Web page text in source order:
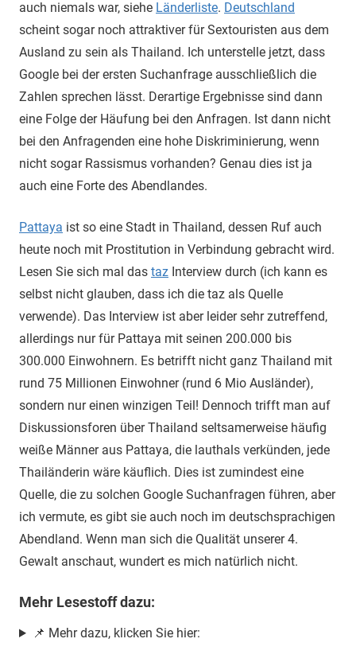
auch niemals war, siehe Länderliste. Deutschland
scheint sogar noch attraktiver für Sextouristen aus dem
Ausland zu sein als Thailand. Ich unterstelle jetzt, dass
Google bei der ersten Suchanfrage ausschließlich die
Zahlen sprechen lässt. Derartige Ergebnisse sind dann
eine Folge der Häufung bei den Anfragen. Ist dann nicht
bei den Anfragenden eine hohe Diskriminierung, wenn
nicht sogar Rassismus vorhanden? Genau dies ist ja
auch eine Forte des Abendlandes.
Pattaya ist so eine Stadt in Thailand, dessen Ruf auch
heute noch mit Prostitution in Verbindung gebracht wird.
Lesen Sie sich mal das taz Interview durch (ich kann es
selbst nicht glauben, dass ich die taz als Quelle
verwende). Das Interview ist aber leider sehr zutreffend,
allerdings nur für Pattaya mit seinen 200.000 bis
300.000 Einwohnern. Es betrifft nicht ganz Thailand mit
rund 75 Millionen Einwohner (rund 6 Mio Ausländer),
sondern nur einen winzigen Teil! Dennoch trifft man auf
Diskussionsforen über Thailand seltsamerweise häufig
weiße Männer aus Pattaya, die lauthals verkünden, jede
Thailänderin wäre käuflich. Dies ist zumindest eine
Quelle, die zu solchen Google Suchanfragen führen, aber
ich vermute, es gibt sie auch noch im deutschsprachigen
Abendland. Wenn man sich die Qualität unserer 4.
Gewalt anschaut, wundert es mich natürlich nicht.
Mehr Lesestoff dazu:
📌 Mehr dazu, klicken Sie hier: